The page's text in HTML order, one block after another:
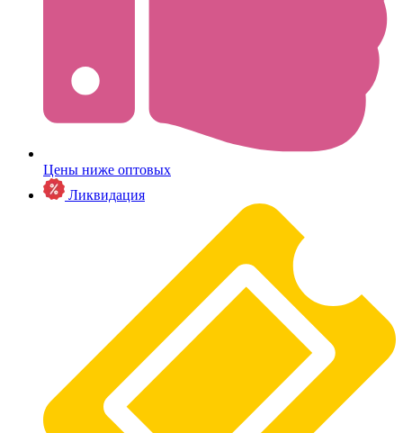
Цены ниже оптовых
Ликвидация